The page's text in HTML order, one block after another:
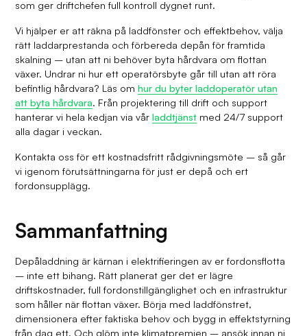
som ger driftchefen full kontroll dygnet runt.
Vi hjälper er att räkna på laddfönster och effektbehov, välja
rätt laddarprestanda och förbereda depån för framtida
skalning – utan att ni behöver byta hårdvara om flottan
växer. Undrar ni hur ett operatörsbyte går till utan att röra
befintlig hårdvara? Läs omhur du byter laddoperatör utan
att byta hårdvara. Från projektering till drift och support
hanterar vi hela kedjan via vårladdtjänst med 24/7 support
alla dagar i veckan.
Kontakta oss för ett kostnadsfritt rådgivningsmöte – så går
vi igenom förutsättningarna för just er depå och ert
fordonsupplägg.
Sammanfattning
Depåladdning är kärnan i elektrifieringen av er fordonsflotta
– inte ett bihang. Rätt planerat ger det er lägre
driftskostnader, full fordonstillgänglighet och en infrastruktur
som håller när flottan växer. Börja med laddfönstret,
dimensionera efter faktiska behov och bygg in effektstyrning
från dag ett. Och glöm inte klimatpremien – ansök innan ni